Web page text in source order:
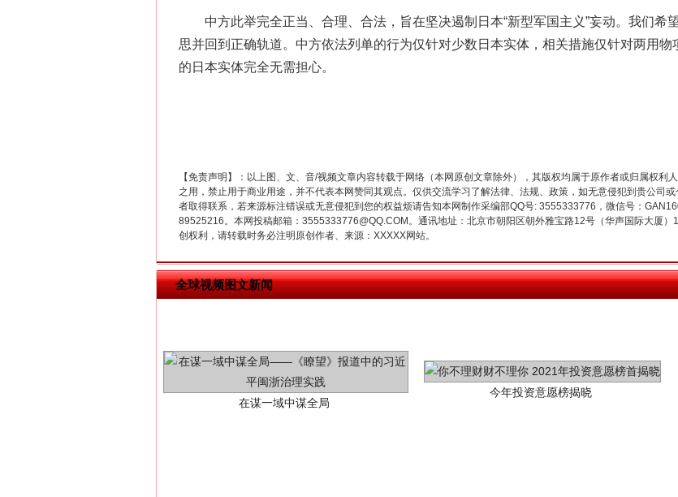
中方此举完全正当、合理、合法，旨在坚决遏制日本“新型军国主义”妄动。我们希
思并回到正确轨道。中方依法列单的行为仅针对少数日本实体，相关措施仅针对两用
的日本实体完全无需担心。
【免责声明】：以上图、文、音/视频文章内容转载于网络（本网原创文章除外），其版权均属于原作者或归属权利
之用，禁止用于商业用途，并不代表本网赞同其观点。仅供交流学习了解法律、法规、政策，如无意侵犯到贵公司
者取得联系，若来源标注错误或无意侵犯到您的权益烦请告知本网制作采编部QQ号: 3555333776，微信号：
89525216。本网投稿邮箱：3555333776@QQ.COM。通讯地址：北京市朝阳区朝外雅宝路12号（华声国际大厦
创权利，请转载时务必注明原创作者、来源：XXXXX网站。
全球视频图文新闻